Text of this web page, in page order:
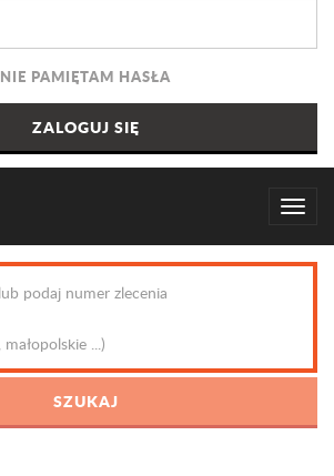
NIE PAMIĘTAM HASŁA